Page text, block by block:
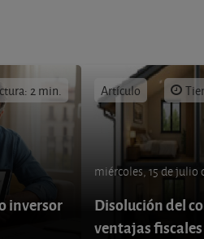
2 min.
inversor
Artículo
miércoles, 15 de julio
Disolución del
ventajas fiscales